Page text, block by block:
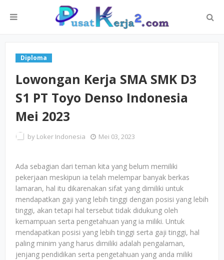
Diploma
Lowongan Kerja SMA SMK D3
S1 PT Toyo Denso Indonesia
Mei 2023
by Loker Indonesia Mei 03, 2023
Ada sebagian dari teman kita yang belum memiliki
pekerjaan meskipun ia telah melempar banyak berkas
lamaran, hal itu dikarenakan sifat yang dimiliki untuk
mendapatkan gaji yang lebih tinggi dengan posisi yang lebih
tinggi, akan tetapi hal tersebut tidak didukung oleh
kemampuan serta pengetahuan yang ia miliki. Untuk
mendapatkan posisi yang lebih tinggi serta gaji tinggi, hal
paling minim yang harus dimiliki adalah pengalaman,
jenjang pendidikan serta pengetahuan yang anda miliki